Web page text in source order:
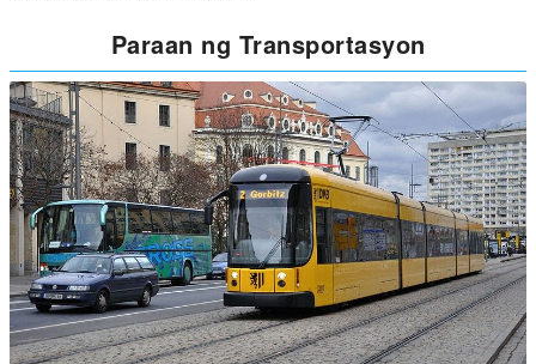
Paraan ng Transportasyon